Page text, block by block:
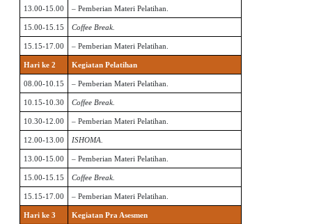
13.00-15.00 – Pemberian Materi Pelatihan.
15.00-15.15 Coffee Break.
15.15-17.00 – Pemberian Materi Pelatihan.
Hari ke 2 Kegiatan Pelatihan
08.00-10.15 – Pemberian Materi Pelatihan.
10.15-10.30 Coffee Break.
10.30-12.00 – Pemberian Materi Pelatihan.
12.00-13.00 ISHOMA.
13.00-15.00 – Pemberian Materi Pelatihan.
15.00-15.15 Coffee Break.
15.15-17.00 – Pemberian Materi Pelatihan.
Hari ke 3 Kegiatan Pra Asesmen